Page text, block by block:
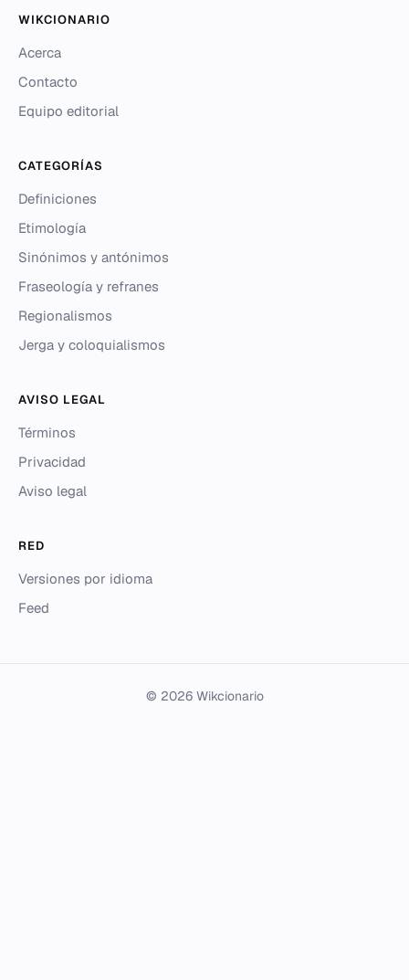
WIKCIONARIO
Acerca
Contacto
Equipo editorial
CATEGORÍAS
Definiciones
Etimología
Sinónimos y antónimos
Fraseología y refranes
Regionalismos
Jerga y coloquialismos
AVISO LEGAL
Términos
Privacidad
Aviso legal
RED
Versiones por idioma
Feed
© 2026 Wikcionario